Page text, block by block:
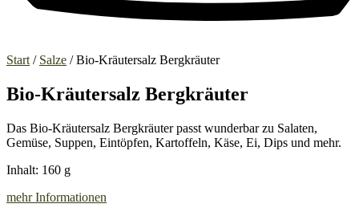
Start / Salze / Bio-Kräutersalz Bergkräuter
Bio-Kräutersalz Bergkräuter
Das Bio-Kräutersalz Bergkräuter passt wunderbar zu Salaten,
Gemüse, Suppen, Eintöpfen, Kartoffeln, Käse, Ei, Dips und mehr.
Inhalt: 160 g
mehr Informationen